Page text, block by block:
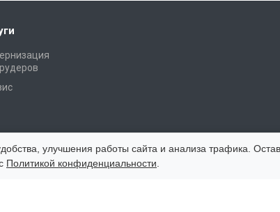
улучшения работы сайта и анализа трафика.
Политикой конфиденциальности